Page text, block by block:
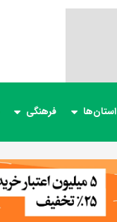
استان‌ها فرهنگی